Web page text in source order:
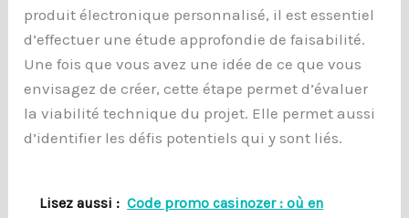
produit électronique personnalisé, il est essentiel
d’effectuer une étude approfondie de faisabilité.
Une fois que vous avez une idée de ce que vous
envisagez de créer, cette étape permet d’évaluer
la viabilité technique du projet. Elle permet aussi
d’identifier les défis potentiels qui y sont liés.
Lisez aussi : Code promo casinozer : où en